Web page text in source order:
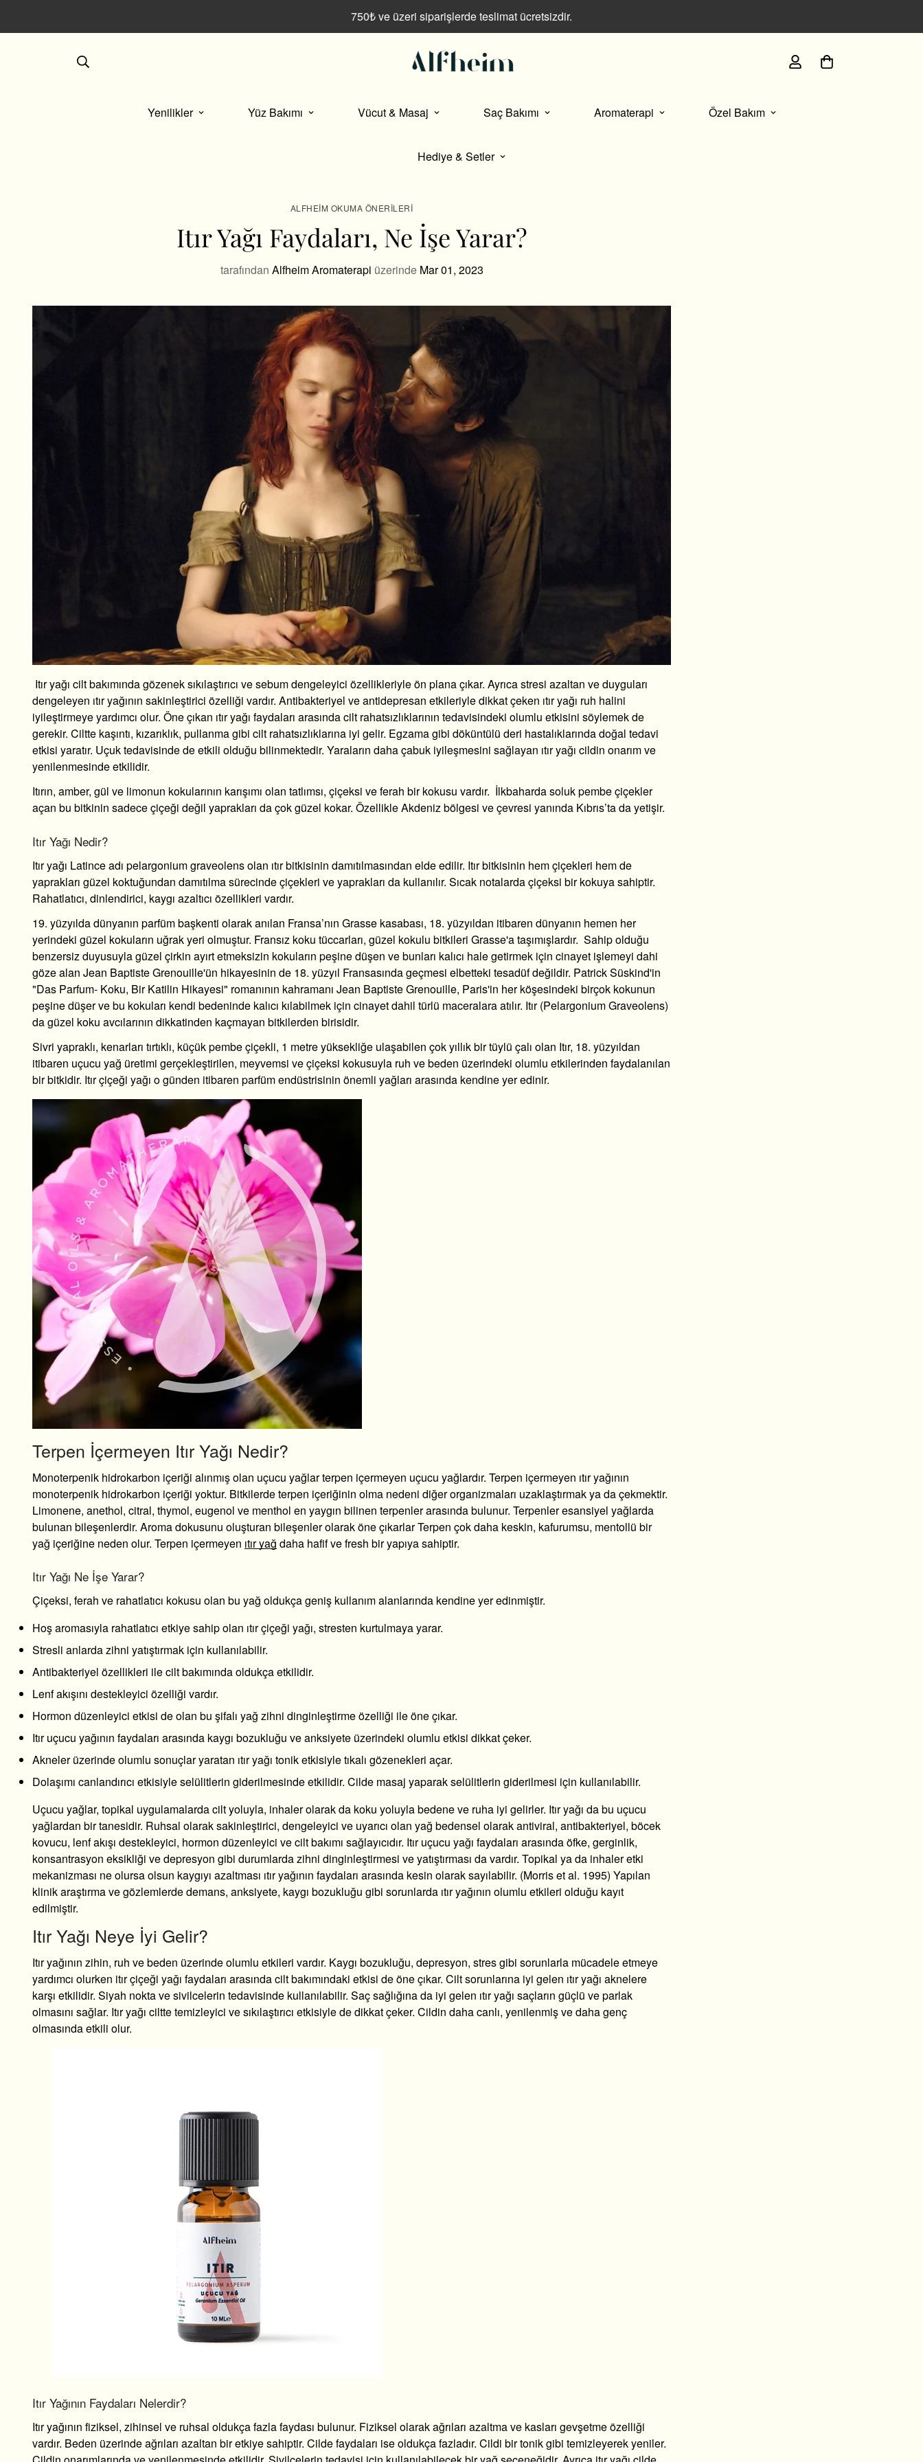
750₺ ve üzeri siparişlerde teslimat ücretsizdir.
Yenilikler Yüz Bakımı Vücut & Masaj Saç Bakımı Aromaterapi Özel Bakım
Hediye & Setler
ALFHEIM OKUMA ÖNERILERI
Itır Yağı Faydaları, Ne İşe Yarar?
tarafından Alfheim Aromaterapi üzerinde Mar 01, 2023
Itır yağı cilt bakımında gözenek sıkılaştırıcı ve sebum dengeleyici özellikleriyle ön plana çıkar. Ayrıca stresi azaltan ve duyguları
dengeleyen ıtır yağının sakinleştirici özelliği vardır. Antibakteriyel ve antidepresan etkileriyle dikkat çeken ıtır yağı ruh halini
iyileştirmeye yardımcı olur. Öne çıkan ıtır yağı faydaları arasında cilt rahatsızlıklarının tedavisindeki olumlu etkisini söylemek de
gerekir. Ciltte kaşıntı, kızarıklık, pullanma gibi cilt rahatsızlıklarına iyi gelir. Egzama gibi döküntülü deri hastalıklarında doğal tedavi
etkisi yaratır. Uçuk tedavisinde de etkili olduğu bilinmektedir. Yaraların daha çabuk iyileşmesini sağlayan ıtır yağı cildin onarım ve
yenilenmesinde etkilidir.
Itırın, amber, gül ve limonun kokularının karışımı olan tatlımsı, çiçeksi ve ferah bir kokusu vardır. İlkbaharda soluk pembe çiçekler
açan bu bitkinin sadece çiçeği değil yaprakları da çok güzel kokar. Özellikle Akdeniz bölgesi ve çevresi yanında Kıbrıs’ta da yetişir.
Itır Yağı Nedir?
Itır yağı Latince adı pelargonium graveolens olan ıtır bitkisinin damıtılmasından elde edilir. Itır bitkisinin hem çiçekleri hem de
yaprakları güzel koktuğundan damıtılma sürecinde çiçekleri ve yaprakları da kullanılır. Sıcak notalarda çiçeksi bir kokuya sahiptir.
Rahatlatıcı, dinlendirici, kaygı azaltıcı özellikleri vardır.
19. yüzyılda dünyanın parfüm başkenti olarak anılan Fransa’nın Grasse kasabası, 18. yüzyıldan itibaren dünyanın hemen her
yerindeki güzel kokuların uğrak yeri olmuştur. Fransız koku tüccarları, güzel kokulu bitkileri Grasse'a taşımışlardır. Sahip olduğu
benzersiz duyusuyla güzel çirkin ayırt etmeksizin kokuların peşine düşen ve bunları kalıcı hale getirmek için cinayet işlemeyi dahi
göze alan Jean Baptiste Grenouille'ün hikayesinin de 18. yüzyıl Fransasında geçmesi elbetteki tesadüf değildir. Patrick Süskind'in
"Das Parfum- Koku, Bir Katilin Hikayesi" romanının kahramanı Jean Baptiste Grenouille, Paris'in her köşesindeki birçok kokunun
peşine düşer ve bu kokuları kendi bedeninde kalıcı kılabilmek için cinayet dahil türlü maceralara atılır. Itır (Pelargonium Graveolens)
da güzel koku avcılarının dikkatinden kaçmayan bitkilerden birisidir.
Sivri yapraklı, kenarları tırtıklı, küçük pembe çiçekli, 1 metre yüksekliğe ulaşabilen çok yıllık bir tüylü çalı olan Itır, 18. yüzyıldan
itibaren uçucu yağ üretimi gerçekleştirilen, meyvemsi ve çiçeksi kokusuyla ruh ve beden üzerindeki olumlu etkilerinden faydalanılan
bir bitkidir. Itır çiçeği yağı o günden itibaren parfüm endüstrisinin önemli yağları arasında kendine yer edinir.
Terpen İçermeyen Itır Yağı Nedir?
Monoterpenik hidrokarbon içeriği alınmış olan uçucu yağlar terpen içermeyen uçucu yağlardır. Terpen içermeyen ıtır yağının
monoterpenik hidrokarbon içeriği yoktur. Bitkilerde terpen içeriğinin olma nedeni diğer organizmaları uzaklaştırmak ya da çekmektir.
Limonene, anethol, citral, thymol, eugenol ve menthol en yaygın bilinen terpenler arasında bulunur. Terpenler esansiyel yağlarda
bulunan bileşenlerdir. Aroma dokusunu oluşturan bileşenler olarak öne çıkarlar Terpen çok daha keskin, kafurumsu, mentollü bir
yağ içeriğine neden olur. Terpen içermeyen ıtır yağ daha hafif ve fresh bir yapıya sahiptir.
Itır Yağı Ne İşe Yarar?
Çiçeksi, ferah ve rahatlatıcı kokusu olan bu yağ oldukça geniş kullanım alanlarında kendine yer edinmiştir.
Hoş aromasıyla rahatlatıcı etkiye sahip olan ıtır çiçeği yağı, stresten kurtulmaya yarar.
Stresli anlarda zihni yatıştırmak için kullanılabilir.
Antibakteriyel özellikleri ile cilt bakımında oldukça etkilidir.
Lenf akışını destekleyici özelliği vardır.
Hormon düzenleyici etkisi de olan bu şifalı yağ zihni dinginleştirme özelliği ile öne çıkar.
Itır uçucu yağının faydaları arasında kaygı bozukluğu ve anksiyete üzerindeki olumlu etkisi dikkat çeker.
Akneler üzerinde olumlu sonuçlar yaratan ıtır yağı tonik etkisiyle tıkalı gözenekleri açar.
Dolaşımı canlandırıcı etkisiyle selülitlerin giderilmesinde etkilidir. Cilde masaj yaparak selülitlerin giderilmesi için kullanılabilir.
Uçucu yağlar, topikal uygulamalarda cilt yoluyla, inhaler olarak da koku yoluyla bedene ve ruha iyi gelirler. Itır yağı da bu uçucu
yağlardan bir tanesidir. Ruhsal olarak sakinleştirici, dengeleyici ve uyarıcı olan yağ bedensel olarak antiviral, antibakteriyel, böcek
kovucu, lenf akışı destekleyici, hormon düzenleyici ve cilt bakımı sağlayıcıdır. Itır uçucu yağı faydaları arasında öfke, gerginlik,
konsantrasyon eksikliği ve depresyon gibi durumlarda zihni dinginleştirmesi ve yatıştırması da vardır. Topikal ya da inhaler etki
mekanizması ne olursa olsun kaygıyı azaltması ıtır yağının faydaları arasında kesin olarak sayılabilir. (Morris et al. 1995) Yapılan
klinik araştırma ve gözlemlerde demans, anksiyete, kaygı bozukluğu gibi sorunlarda ıtır yağının olumlu etkileri olduğu kayıt
edilmiştir.
Itır Yağı Neye İyi Gelir?
Itır yağının zihin, ruh ve beden üzerinde olumlu etkileri vardır. Kaygı bozukluğu, depresyon, stres gibi sorunlarla mücadele etmeye
yardımcı olurken itır çiçeği yağı faydaları arasında cilt bakımındaki etkisi de öne çıkar. Cilt sorunlarına iyi gelen ıtır yağı aknelere
karşı etkilidir. Siyah nokta ve sivilcelerin tedavisinde kullanılabilir. Saç sağlığına da iyi gelen ıtır yağı saçların güçlü ve parlak
olmasını sağlar. Itır yağı ciltte temizleyici ve sıkılaştırıcı etkisiyle de dikkat çeker. Cildin daha canlı, yenilenmiş ve daha genç
olmasında etkili olur.
Itır Yağının Faydaları Nelerdir?
Itır yağının fiziksel, zihinsel ve ruhsal oldukça fazla faydası bulunur. Fiziksel olarak ağrıları azaltma ve kasları gevşetme özelliği
vardır. Beden üzerinde ağrıları azaltan bir etkiye sahiptir. Cilde faydaları ise oldukça fazladır. Cildi bir tonik gibi temizleyerek yeniler.